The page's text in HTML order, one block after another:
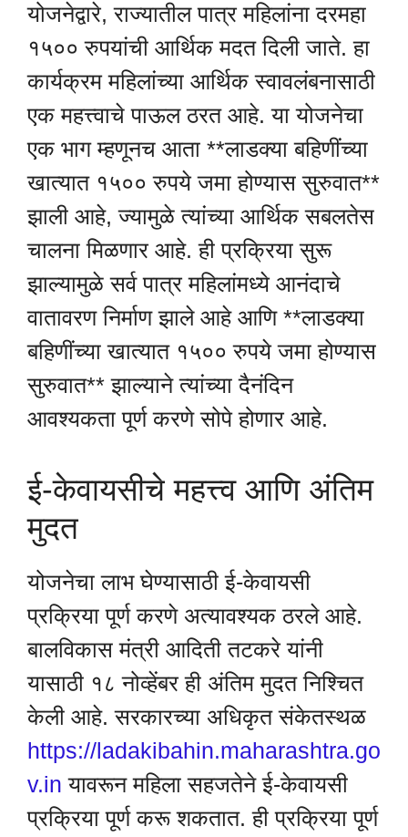
योजनेद्वारे, राज्यातील पात्र महिलांना दरमहा
१५०० रुपयांची आर्थिक मदत दिली जाते. हा
कार्यक्रम महिलांच्या आर्थिक स्वावलंबनासाठी
एक महत्त्वाचे पाऊल ठरत आहे. या योजनेचा
एक भाग म्हणूनच आता **लाडक्या बहिणींच्या
खात्यात १५०० रुपये जमा होण्यास सुरुवात**
झाली आहे, ज्यामुळे त्यांच्या आर्थिक सबलतेस
चालना मिळणार आहे. ही प्रक्रिया सुरू
झाल्यामुळे सर्व पात्र महिलांमध्ये आनंदाचे
वातावरण निर्माण झाले आहे आणि **लाडक्या
बहिणींच्या खात्यात १५०० रुपये जमा होण्यास
सुरुवात** झाल्याने त्यांच्या दैनंदिन
आवश्यकता पूर्ण करणे सोपे होणार आहे.
ई-केवायसीचे महत्त्व आणि अंतिम
मुदत
योजनेचा लाभ घेण्यासाठी ई-केवायसी
प्रक्रिया पूर्ण करणे अत्यावश्यक ठरले आहे.
बालविकास मंत्री आदिती तटकरे यांनी
यासाठी १८ नोव्हेंबर ही अंतिम मुदत निश्चित
केली आहे. सरकारच्या अधिकृत संकेतस्थळ
https://ladakibahin.maharashtra.go
v.in यावरून महिला सहजतेने ई-केवायसी
प्रक्रिया पूर्ण करू शकतात. ही प्रक्रिया पूर्ण